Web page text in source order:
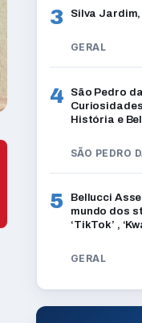
3 Silva
GERAL
4
São Pedro
História e
SÃO PEDRO
5
Bellucci
mundo dos
‘TikTok’ ,
GERAL